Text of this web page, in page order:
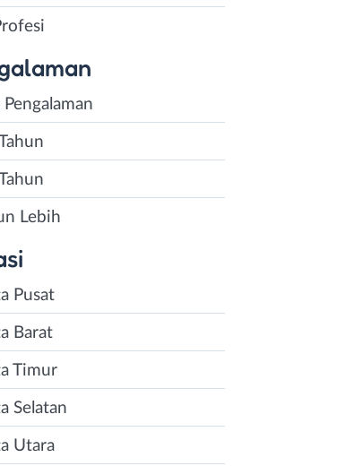
Pengalaman
Lebih
Pusat
Barat
Timur
Selatan
Utara